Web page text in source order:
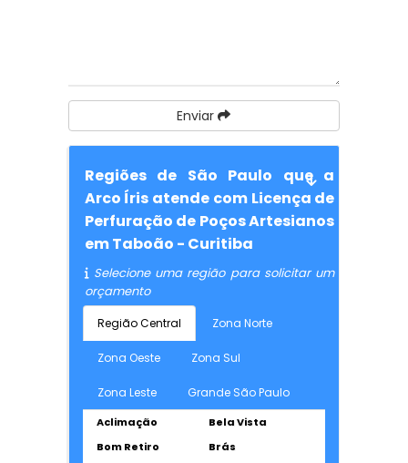
Enviar
Regiões de São Paulo que a
Arco Íris atende com Licença de
Perfuração de Poços Artesianos
em Taboão - Curitiba
Selecione uma região para solicitar um
orçamento
Região Central Zona Norte
Zona Oeste Zona Sul
Zona Leste Grande São Paulo
Aclimação
Bela Vista
Bom Retiro
Brás